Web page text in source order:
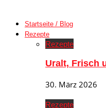
Startseite / Blog
Rezepte
Rezepte
Uralt, Frisch
30. März 2026
Rezepte